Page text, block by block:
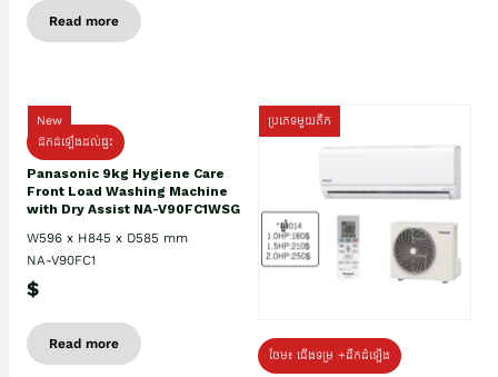
Read more
New
ដឹកដំឡើងដល់ផ្ទះ
Panasonic 9kg Hygiene Care
Front Load Washing Machine
with Dry Assist NA-V90FC1WSG
W596 x H845 x D585 mm
NA-V90FC1
$
Read more
ប្រភេទមួយតឹក
ថែម៖ ជើងទម្រ +ដឹកដំឡើង